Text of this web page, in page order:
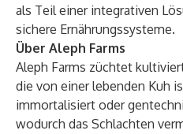
als Teil einer integrativen
sichere Ernährungssysteme.
Über Aleph Farms
Aleph Farms züchtet
die von einer lebenden Kuh
immortalisiert oder
wodurch das Schlachten